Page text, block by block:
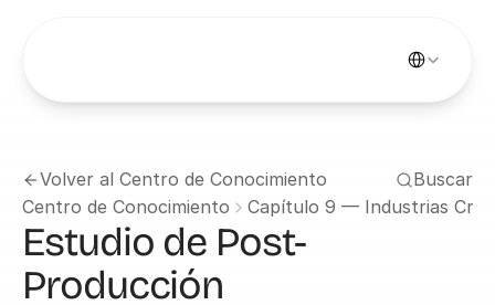
Volver al Centro de Conocimiento
Buscar
Centro de Conocimiento
Capítulo 9 — Industrias
Estudio de Post-
Producción